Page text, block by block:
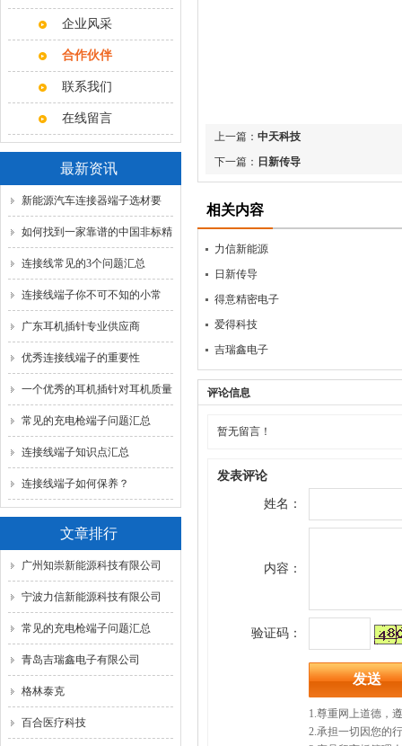
企业风采
合作伙伴
联系我们
在线留言
最新资讯
新能源汽车连接器端子选材要
点，磷铜与黄铜怎么选？
如何找到一家靠谱的中国非标精
密五金定制源头工厂？
连接线常见的3个问题汇总
连接线端子你不可不知的小常
识！
广东耳机插针专业供应商
优秀连接线端子的重要性
一个优秀的耳机插针对耳机质量
的影响
常见的充电枪端子问题汇总
连接线端子知识点汇总
连接线端子如何保养？
文章排行
广州知崇新能源科技有限公司
宁波力信新能源科技有限公司
常见的充电枪端子问题汇总
青岛吉瑞鑫电子有限公司
格林泰克
百合医疗科技
上一篇： 中天科技
下一篇： 日新传导
相关内容
力信新能源
日新传导
得意精密电子
爱得科技
吉瑞鑫电子
评论信息
暂无留言！
发表评论
姓名：
内容：
验证码：
1.尊重网上道德，
2.承担一切因您的